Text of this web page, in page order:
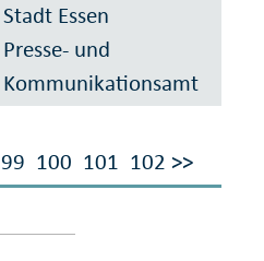
99 100 101 102 >>
Stadt Essen
Presse- und
Kommunikationsamt